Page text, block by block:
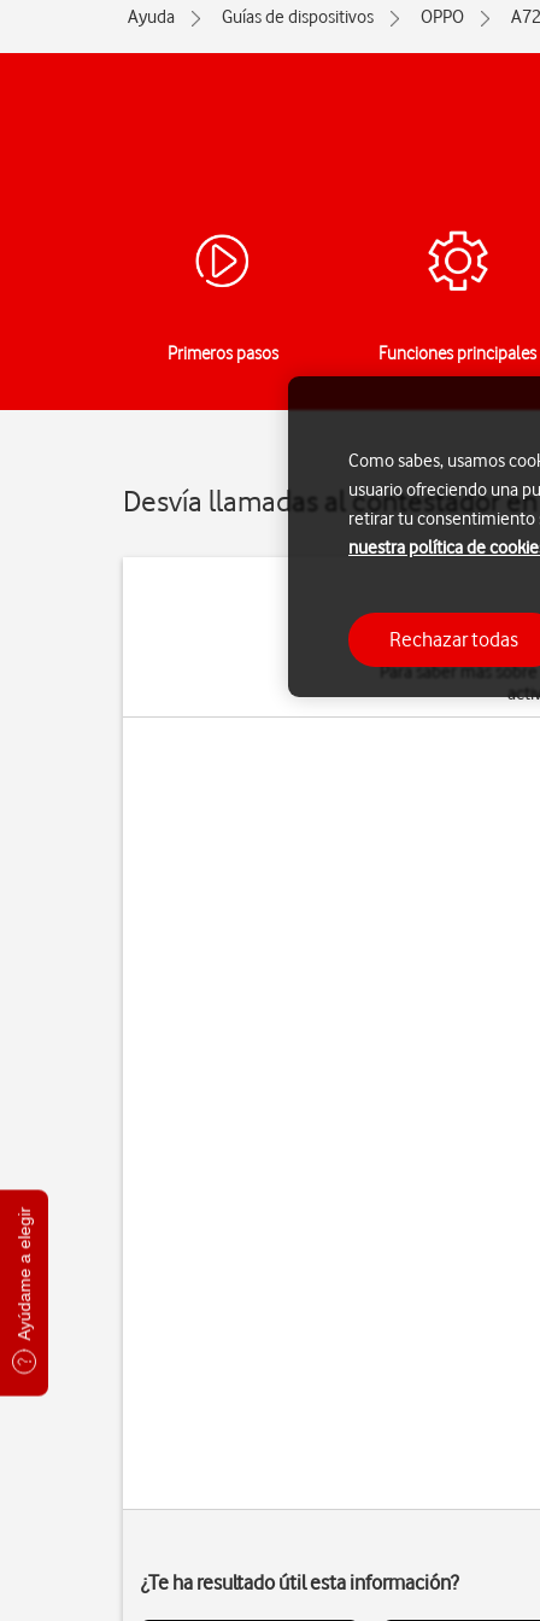
Ayúdame a elegir
Ayuda Guías de dispositivos OPPO A72
Primeros pasos Funciones principales
Desvía llamadas al contestador
Puedes desviar al
Para saber más
¿Te ha resultado útil esta información?
Como sabes, usamos
usuario ofreciendo una
retirar tu consentimiento
nuestra política de
Rechazar todas